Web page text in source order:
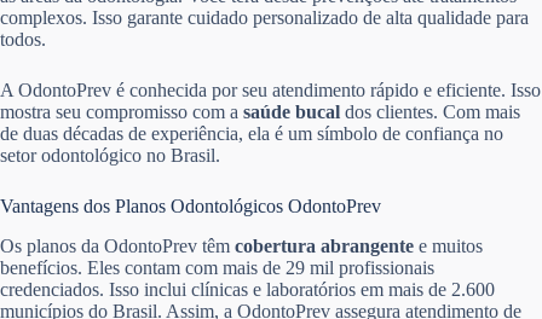
complexos. Isso garante cuidado personalizado de alta qualidade para
todos.
A OdontoPrev é conhecida por seu atendimento rápido e eficiente. Isso
mostra seu compromisso com a saúde bucal dos clientes. Com mais
de duas décadas de experiência, ela é um símbolo de confiança no
setor odontológico no Brasil.
Vantagens dos Planos Odontológicos OdontoPrev
Os planos da OdontoPrev têm cobertura abrangente e muitos
benefícios. Eles contam com mais de 29 mil profissionais
credenciados. Isso inclui clínicas e laboratórios em mais de 2.600
municípios do Brasil. Assim, a OdontoPrev assegura atendimento de